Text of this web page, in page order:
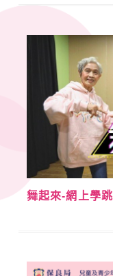
舞起來-網上學